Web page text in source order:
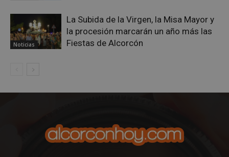
Noticias
La Subida de la Virgen, la Misa Mayor y
la procesión marcarán un año más las
Fiestas de Alcorcón
Cookies de funcionalidad
Cookies no clasificadas
PHPSESSID
alcorconhoy.com